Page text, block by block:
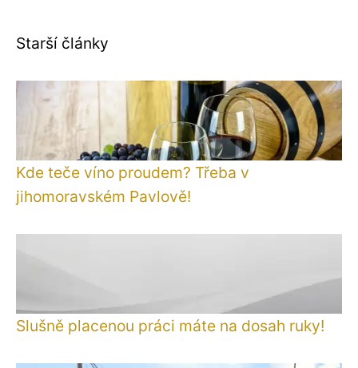
Starší články
Kde teče víno proudem? Třeba v
jihomoravském Pavlově!
Slušně placenou práci máte na dosah ruky!